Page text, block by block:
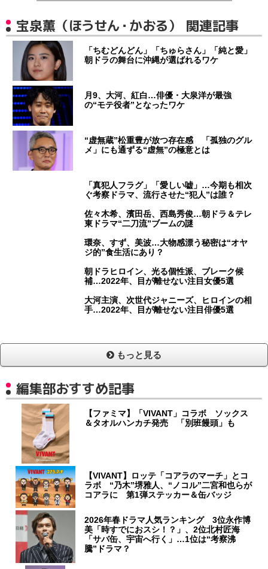
宝泉薫（ほうせん・かおる） 関連記事
「ちむどんどん」「ちゅらさん」「純と愛」
朝ドラの舞台に沖縄が選ばれるワケ
月9、大河、紅白…俳優・大泉洋が最強
の“モテ役者”となったワケ
“虚無蔵”松重豊が放つ存在感 「孤独のグル
メ」にも通ずる“虚無”の極意とは
「真犯人フラグ」「愛しい嘘」…今期も相次
ぐ考察ドラマ、流行させた“犯人”は誰？
佐々木希、濱田岳、西島秀俊…朝ドラ＆テレ
東ドラマ“二刀流”ブームの謎
環奈、すず、美波…大物感漂う秘密は“オヤ
ジ的”食生活にあり？
朝ドラヒロイン、光る個性派、ブレーク候
補…2022年、目が離せない注目女優5選
大河主演、次世代ジャニーズ、ヒロインの相
手…2022年、目が離せない注目俳優5選
もっと見る
編集部おすすめ記事
【ファミマ】「VIVANT」コラボ ソックス
＆タオルハンカチ発売 「別班饅頭」も
【VIVANT】ロッテ「コアラのマーチ」とコ
ラボ “乃木”堺雅人、“ノコル”二宮和也らが
コアラに 第1弾ステッカー＆缶バッジ
2026年春ドラマ人気ランキング 3位永作博
美「時すでにおスシ！？」、2位北村匠海
「サバ缶、宇宙へ行く」…1位は“考察沸
騰”ドラマ？